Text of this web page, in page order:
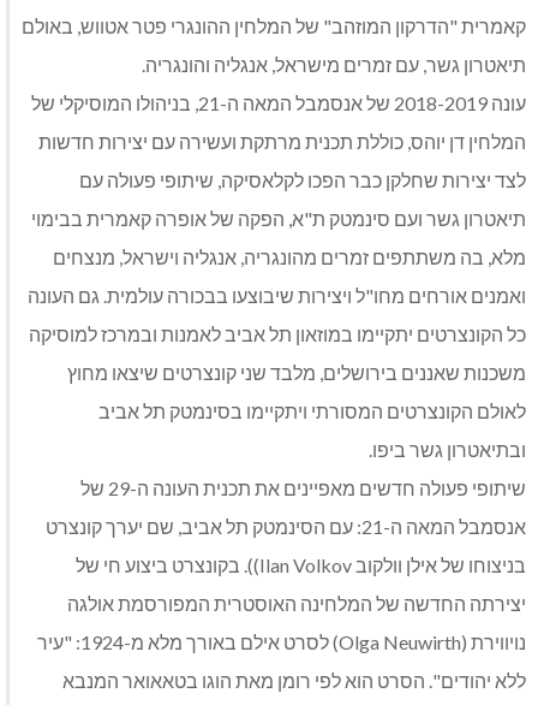
קאמרית "הדרקון המוזהב" של המלחין ההונגרי פטר אטווש, באולם
תיאטרון גשר, עם זמרים מישראל, אנגליה והונגריה.
עונה 2018-2019 של אנסמבל המאה ה-21, בניהולו המוסיקלי של
המלחין דן יוהס, כוללת תכנית מרתקת ועשירה עם יצירות חדשות
לצד יצירות שחלקן כבר הפכו לקלאסיקה, שיתופי פעולה עם
תיאטרון גשר ועם סינמטק ת"א, הפקה של אופרה קאמרית בבימוי
מלא, בה משתתפים זמרים מהונגריה, אנגליה וישראל, מנצחים
ואמנים אורחים מחו"ל ויצירות שיבוצעו בבכורה עולמית. גם העונה
כל הקונצרטים יתקיימו במוזאון תל אביב לאמנות ובמרכז למוסיקה
משכנות שאננים בירושלים, מלבד שני קונצרטים שיצאו מחוץ
לאולם הקונצרטים המסורתי ויתקיימו בסינמטק תל אביב
ובתיאטרון גשר ביפו.
שיתופי פעולה חדשים מאפיינים את תכנית העונה ה-29 של
אנסמבל המאה ה-21: עם הסינמטק תל אביב, שם יערך קונצרט
בניצוחו של אילן וולקוב Ilan Volkov)). בקונצרט ביצוע חי של
יצירתה החדשה של המלחינה האוסטרית המפורסמת אולגה
נויווירת (Olga Neuwirth) לסרט אילם באורך מלא מ-1924: "עיר
ללא יהודים". הסרט הוא לפי רומן מאת הוגו בטאאואר המנבא